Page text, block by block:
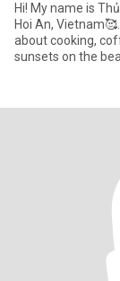
Hi! My name is
Hoi An,
about cooking,
sunsets on the